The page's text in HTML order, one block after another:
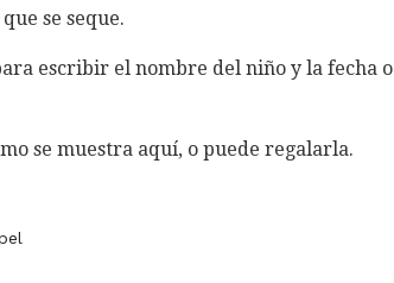
se seque.
escribir el nombre del niño y la fecha o
se muestra aquí, o puede regalarla.